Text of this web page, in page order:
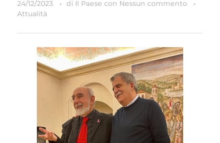
24/12/2023 di Il Paese con Nessun commento
Attualità